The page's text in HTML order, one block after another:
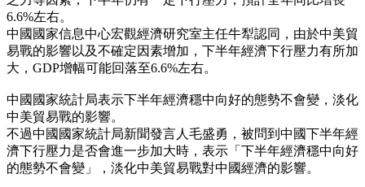
6.6%左右。
中國國家信息中心宏觀經濟研究室主任牛犁認同，由於中美貿
易戰的影響以及不確定因素增加，下半年經濟下行壓力有所加
大，GDP增幅可能回落至6.6%左右。
中國國家統計局表示下半年經濟穩中向好的態勢不會變，淡化
中美貿易戰的影響。
不過中國國家統計局新聞發言人毛盛勇，被問到中國下半年經
濟下行壓力是否會進一步加大時，表示「下半年經濟穩中向好
的態勢不會變」，淡化中美貿易戰對中國經濟的影響。